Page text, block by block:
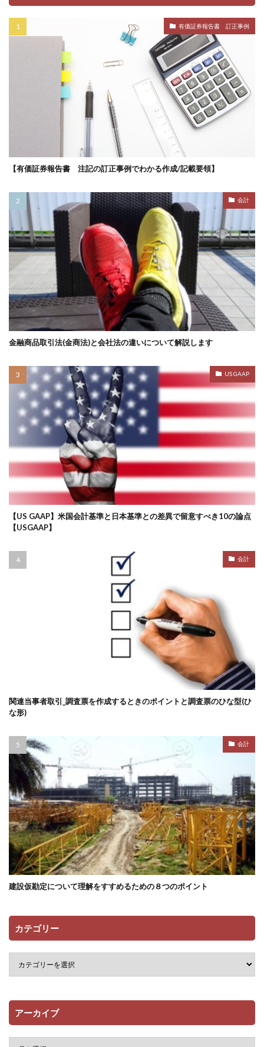
有価証券報告書 訂正事例
【有価証券報告書 注記の訂正事例でわかる作成/記載要領】
会計
金融商品取引法(金商法)と会社法の違いについて解説します
US GAAP
【US GAAP】米国会計基準と日本基準との差異で留意すべき10の論点
【USGAAP】
会計
関連当事者取引_調査票を作成するときのポイントと調査票のひな型(ひ
な形)
会計
建設仮勘定について理解をすすめるための８つのポイント
カテゴリー
アーカイブ